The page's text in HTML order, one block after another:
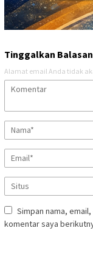
Tinggalkan Balasan
Alamat email Anda tidak
Simpan nama,
komentar saya